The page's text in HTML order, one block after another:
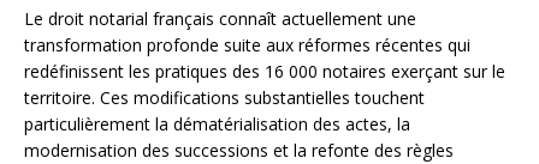
Le droit notarial français connaît actuellement une
transformation profonde suite aux réformes récentes qui
redéfinissent les pratiques des 16 000 notaires exerçant sur le
territoire. Ces modifications substantielles touchent
particulièrement la dématérialisation des actes, la
modernisation des successions et la refonte des règles